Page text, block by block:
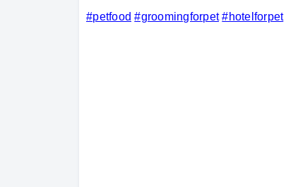
#petfood #groomingforpet #hotelforpet